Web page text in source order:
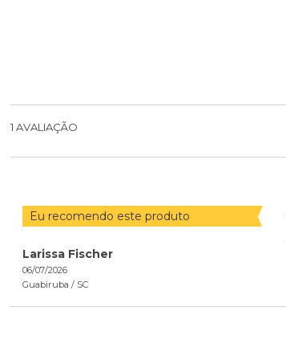
1 AVALIAÇÃO
Eu recomendo este produto
Larissa Fischer
06/07/2026
Guabiruba / SC